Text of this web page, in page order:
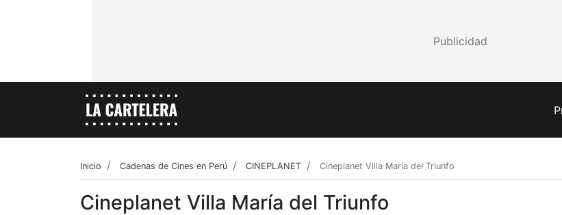
Publicidad
Inicio Cadenas de Cines en Perú CINEPLANET Cineplanet Villa María del Triunfo
Cineplanet Villa María del Triunfo